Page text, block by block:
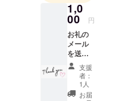
1,0
00 円
お礼の
メール
を送ら
せてい
ただき
ます。
支援
者：
1人
お届